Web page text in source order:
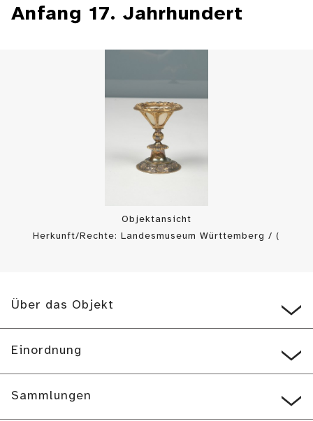
Anfang 17. Jahrhundert
Objektansicht
Herkunft/Rechte: Landesmuseum Württemberg / (
Über das Objekt
Einordnung
Sammlungen